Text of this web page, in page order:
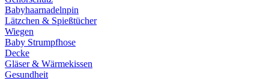
Babyhaarnadelnpin
Lätzchen & Spießtücher
Wiegen
Baby Strumpfhose
Decke
Gläser & Wärmekissen
Gesundheit